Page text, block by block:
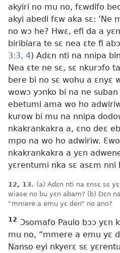
akyiri no mu no, fɛwdifo
akyi abedi fɛw aka sɛ: ‘Ne
no wɔ he? Hwɛ, efi da a
biribiara te sɛ nea ɛte fi
3:3, 4) Adɛn nti na nnipa
Nea ɛte ne sɛ, sɛ nkurɔfo
bere bi no sɛ wohu a ɛnyɛ
wowɔ yɔnko bi na ne
ebetumi ama wo ho
kurow bi mu na nnipa
nkakrankakra a, ɛno deɛ
mpo na wo ho adwiriw.
nkakrankakra a yɛn
yɛrentumi nka sɛ asɛm nni
12, 13. (a) Adɛn nti na ɛnsɛ sɛ
wiase no bu yɛn abam? (b) Dɛn
“mmere a emu yɛ den” no ano?
12 Ɔsomafo Paulo bɔɔ yɛn
mu no, “mmere a emu yɛ
Nanso eyi nkyerɛ sɛ